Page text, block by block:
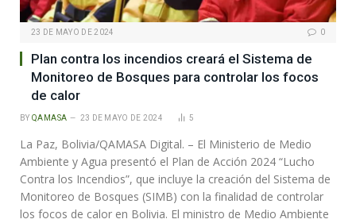
23 DE MAYO DE 2024 0
Plan contra los incendios creará el Sistema de
Monitoreo de Bosques para controlar los focos
de calor
BY QAMASA 23 DE MAYO DE 2024 5
La Paz, Bolivia/QAMASA Digital. – El Ministerio de Medio
Ambiente y Agua presentó el Plan de Acción 2024 “Lucho
Contra los Incendios”, que incluye la creación del Sistema de
Monitoreo de Bosques (SIMB) con la finalidad de controlar
los focos de calor en Bolivia. El ministro de Medio Ambiente